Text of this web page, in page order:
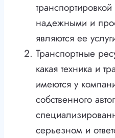
надежными и
являются ее
Транспортные
какая техника и
имеются у
собственного
серьезном и